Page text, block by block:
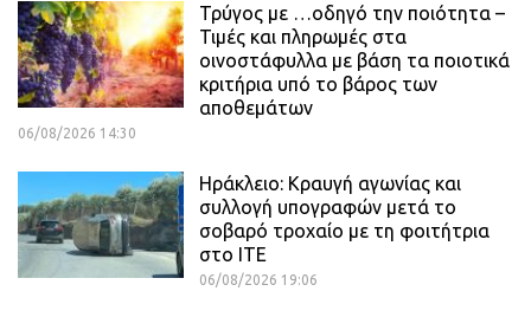
Τρύγος με …οδηγό την ποιότητα –
Τιμές και πληρωμές στα
οινοστάφυλλα με βάση τα ποιοτικά
κριτήρια υπό το βάρος των
αποθεμάτων
06/08/2026 14:30
Ηράκλειο: Κραυγή αγωνίας και
συλλογή υπογραφών μετά το
σοβαρό τροχαίο με τη φοιτήτρια
στο ΙΤΕ
06/08/2026 19:06